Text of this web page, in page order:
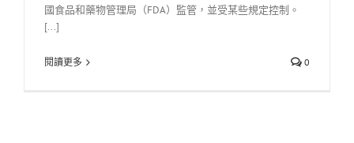
國食品和藥物管理局（FDA）監管，並受某些規定控制。
[...]
閱讀更多 0